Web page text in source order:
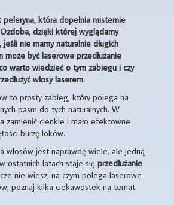
peleryna, która dopełnia misternie
dzięki której wyglądamy
nie mamy naturalnie długich
może być laserowe przedłużanie
warto wiedzieć o tym zabiegu i czy
włosy laserem.
to prosty zabieg, który polega na
pasm do tych naturalnych. W
zamienić cienkie i mało efektowne
burzę loków.
włosów jest naprawdę wiele, ale jedną
ostatnich latach staje się przedłużanie
nie wiesz, na czym polega laserowe
poznaj kilka ciekawostek na temat